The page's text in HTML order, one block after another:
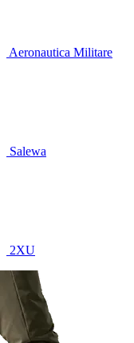
Aeronautica Militare
Salewa
2XU